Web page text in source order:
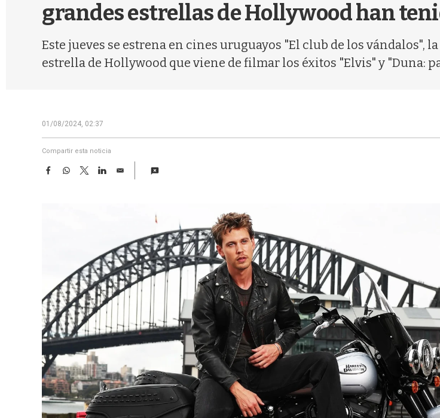
grandes estrellas de Hollywood han
Este jueves se estrena en cines uruguayos "El club de los
estrella de Hollywood que viene de filmar los éxitos "Elvis" y "Duna:
01/08/2024, 02:37
Compartir esta noticia
F
W
T
w
L
n
E